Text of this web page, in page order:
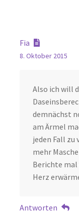
Fia
8. Oktober 2015
Also ich will
demnächst
am Ärmel
jeden Fall zu
mehr
Berichte mal
Herz
Antworten